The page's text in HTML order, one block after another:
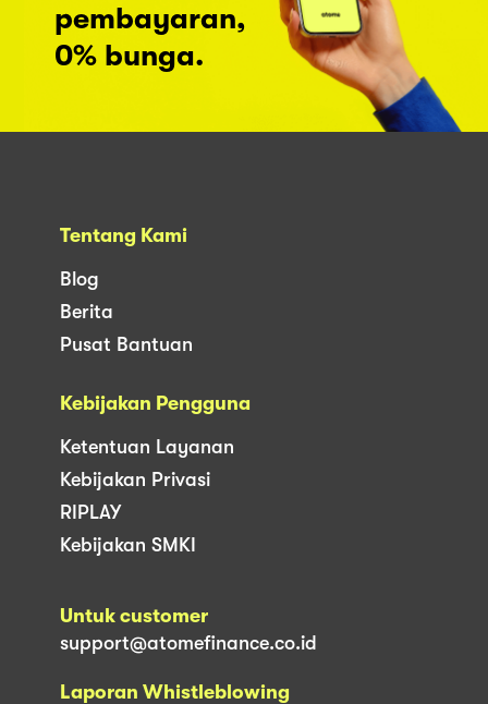
pembayaran,
0% bunga.
Tentang Kami
Blog
Berita
Pusat Bantuan
Kebijakan Pengguna
Ketentuan Layanan
Kebijakan Privasi
RIPLAY
Kebijakan SMKI
Untuk customer
support@atomefinance.co.id
Laporan Whistleblowing